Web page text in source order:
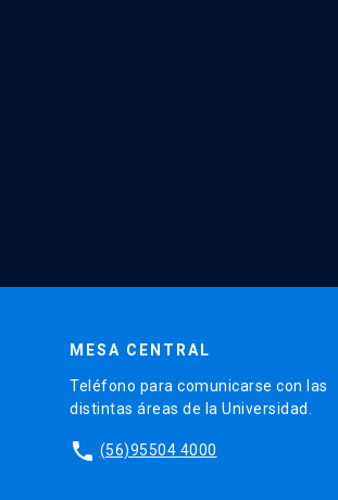
MESA CENTRAL
Teléfono para comunicarse con las
distintas áreas de la Universidad.
phone (56)95504 4000